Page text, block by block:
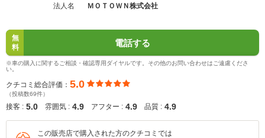
法人名
ＭＯＴＯＷＮ株式会社
無
料
電話する
※車の購入に関するご相談・確認専用ダイヤルです。その他のお問い合わせはご遠慮くださ
い。
クチコミ総合評価： 5.0
（投稿数69件）
接客 : 5.0 雰囲気 : 4.9 アフター : 4.9 品質 : 4.9
この販売店で購入された方のクチコミでは